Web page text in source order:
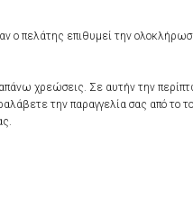
ο πελάτης επιθυμεί την
χρεώσεις. Σε αυτήν την
την παραγγελία σας από το